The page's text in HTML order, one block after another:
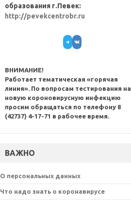
образования г.Певек:
http://pevekcentrobr.ru
Telegram
VK
ВНИМАНИЕ!
Работает тематическая «горячая
линия». По вопросам тестирования на
новую короновирусную инфекцию
просим обращаться по телефону 8
(42737) 4-17-71 в рабочее время.
ВАЖНО
О персональных данных
Что надо знать о коронавирусе